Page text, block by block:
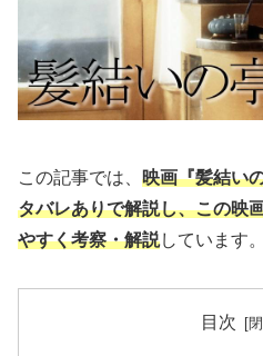
この記事では、 映画『髪結い
タバレありで解説し、この映
やすく考察・解説しています。
目次